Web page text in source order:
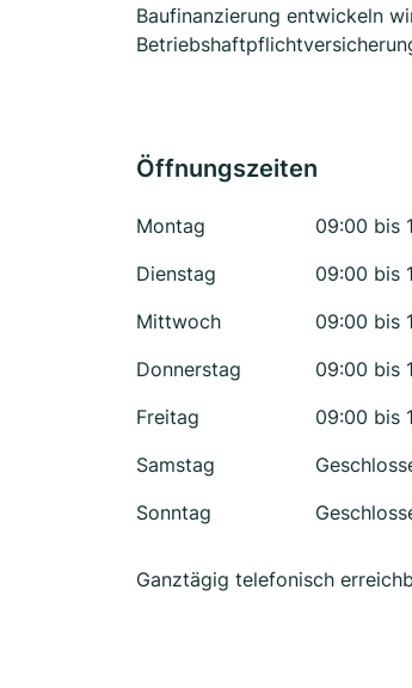
Baufinanzierung entwickeln
Öffnungszeiten
Montag
09:00 bis
Dienstag
09:00 bis
Mittwoch
09:00 bis
Donnerstag
09:00 bis
Freitag
09:00 bis
Samstag
Sonntag
Ganztägig telefonisch